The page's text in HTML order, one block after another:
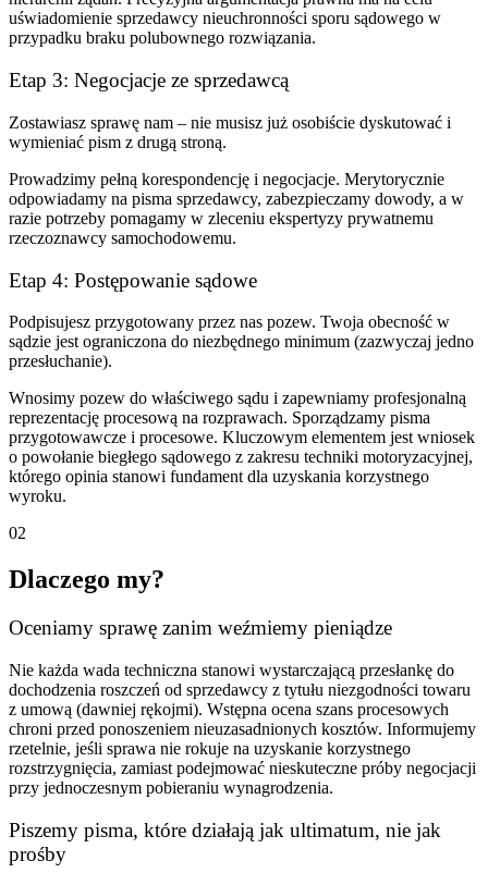
uświadomienie sprzedawcy nieuchronności sporu sądowego w
przypadku braku polubownego rozwiązania.
Etap 3: Negocjacje ze sprzedawcą
Zostawiasz sprawę nam – nie musisz już osobiście dyskutować i
wymieniać pism z drugą stroną.
Prowadzimy pełną korespondencję i negocjacje. Merytorycznie
odpowiadamy na pisma sprzedawcy, zabezpieczamy dowody, a w
razie potrzeby pomagamy w zleceniu ekspertyzy prywatnemu
rzeczoznawcy samochodowemu.
Etap 4: Postępowanie sądowe
Podpisujesz przygotowany przez nas pozew. Twoja obecność w
sądzie jest ograniczona do niezbędnego minimum (zazwyczaj jedno
przesłuchanie).
Wnosimy pozew do właściwego sądu i zapewniamy profesjonalną
reprezentację procesową na rozprawach. Sporządzamy pisma
przygotowawcze i procesowe. Kluczowym elementem jest wniosek
o powołanie biegłego sądowego z zakresu techniki motoryzacyjnej,
którego opinia stanowi fundament dla uzyskania korzystnego
wyroku.
02
Dlaczego my?
Oceniamy sprawę zanim weźmiemy pieniądze
Nie każda wada techniczna stanowi wystarczającą przesłankę do
dochodzenia roszczeń od sprzedawcy z tytułu niezgodności towaru
z umową (dawniej rękojmi). Wstępna ocena szans procesowych
chroni przed ponoszeniem nieuzasadnionych kosztów. Informujemy
rzetelnie, jeśli sprawa nie rokuje na uzyskanie korzystnego
rozstrzygnięcia, zamiast podejmować nieskuteczne próby negocjacji
przy jednoczesnym pobieraniu wynagrodzenia.
Piszemy pisma, które działają jak ultimatum, nie jak
prośby